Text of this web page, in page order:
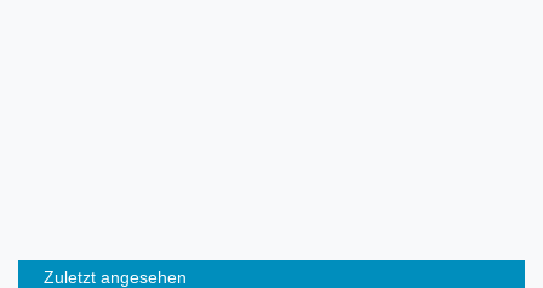
Zuletzt angesehen